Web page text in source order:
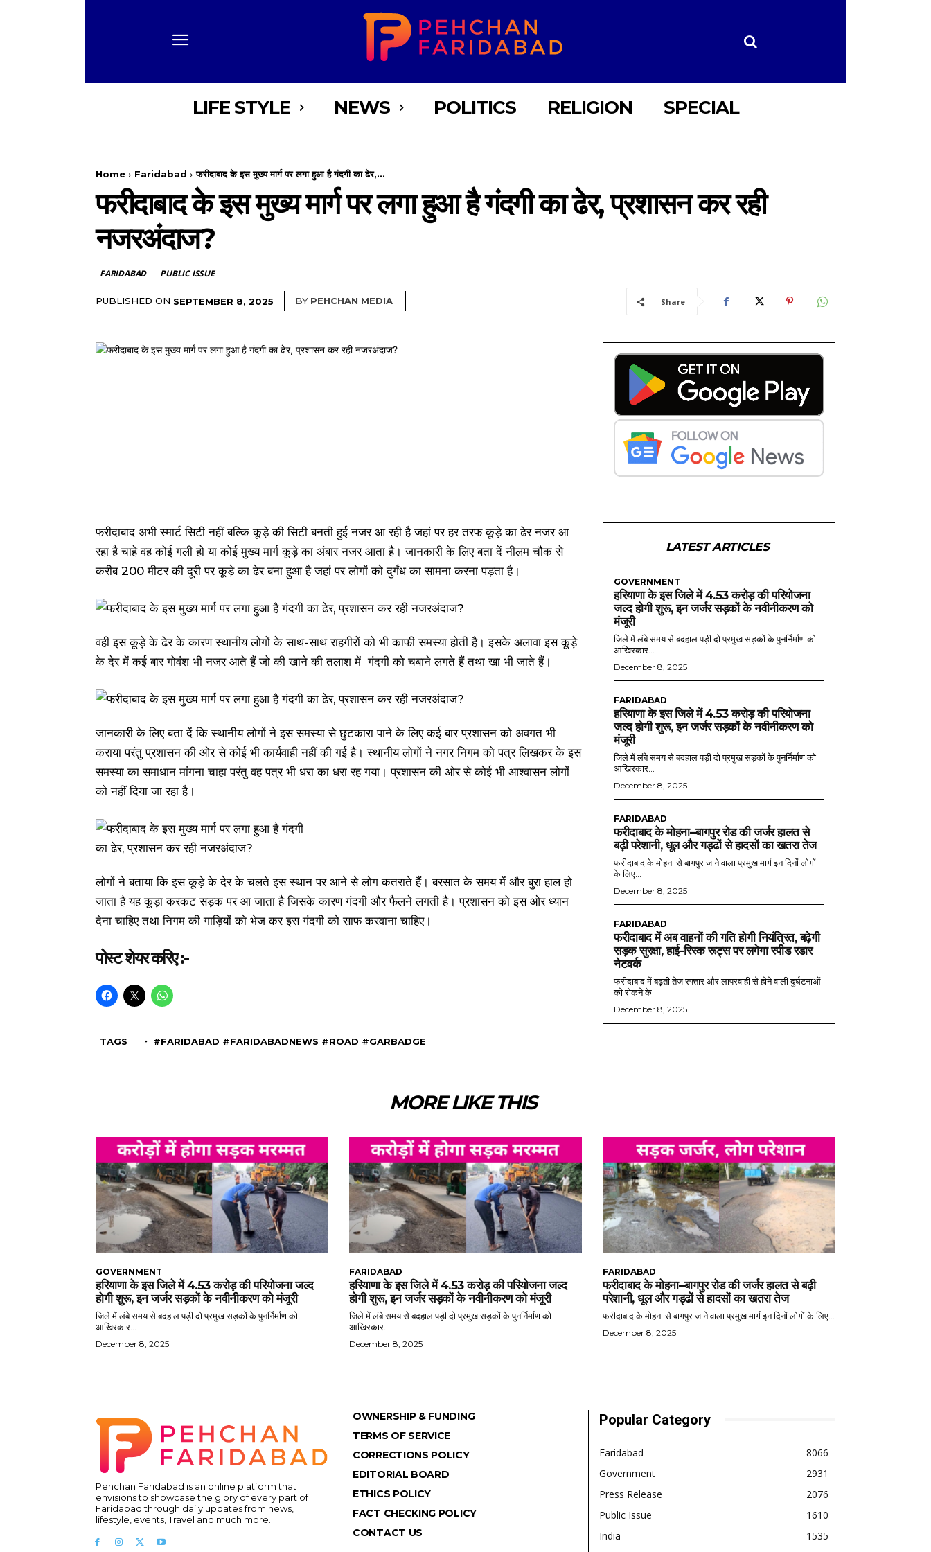
LIFE STYLE NEWS POLITICS RELIGION SPECIAL
Home Faridabad फरीदाबाद के इस मुख्य मार्ग पर लगा हुआ है गंदगी का ढेर,...
फरीदाबाद के इस मुख्य मार्ग पर लगा हुआ है गंदगी का ढेर, प्रशासन कर रही
नजरअंदाज?
FARIDABAD PUBLIC ISSUE
PUBLISHED ON SEPTEMBER 8, 2025 BY PEHCHAN MEDIA Share
फरीदाबाद अभी स्मार्ट सिटी नहीं बल्कि कूड़े की सिटी बनती हुई नजर आ रही है जहां पर हर तरफ कूड़े का ढेर नजर आ
रहा है चाहे वह कोई गली हो या कोई मुख्य मार्ग कूड़े का अंबार नजर आता है। जानकारी के लिए बता दें नीलम चौक से
करीब 200 मीटर की दूरी पर कूड़े का ढेर बना हुआ है जहां पर लोगों को दुर्गंध का सामना करना पड़ता है।
वही इस कूड़े के ढेर के कारण स्थानीय लोगों के साथ-साथ राहगीरों को भी काफी समस्या होती है। इसके अलावा इस कूड़े
के देर में कई बार गोवंश भी नजर आते हैं जो की खाने की तलाश में गंदगी को चबाने लगते हैं तथा खा भी जाते हैं।
जानकारी के लिए बता दें कि स्थानीय लोगों ने इस समस्या से छुटकारा पाने के लिए कई बार प्रशासन को अवगत भी
कराया परंतु प्रशासन की ओर से कोई भी कार्यवाही नहीं की गई है। स्थानीय लोगों ने नगर निगम को पत्र लिखकर के इस
समस्या का समाधान मांगना चाहा परंतु वह पत्र भी धरा का धरा रह गया। प्रशासन की ओर से कोई भी आश्वासन लोगों
को नहीं दिया जा रहा है।
लोगों ने बताया कि इस कूड़े के देर के चलते इस स्थान पर आने से लोग कतराते हैं। बरसात के समय में और बुरा हाल हो
जाता है यह कूड़ा करकट सड़क पर आ जाता है जिसके कारण गंदगी और फैलने लगती है। प्रशासन को इस ओर ध्यान
देना चाहिए तथा निगम की गाड़ियों को भेज कर इस गंदगी को साफ करवाना चाहिए।
पोस्ट शेयर करिए :-
TAGS ・ #FARIDABAD #FARIDABADNEWS #ROAD #GARBADGE
LATEST ARTICLES
GOVERNMENT
हरियाणा के इस जिले में 4.53 करोड़ की परियोजना
जल्द होगी शुरू, इन जर्जर सड़कों के नवीनीकरण को
मंजूरी
जिले में लंबे समय से बदहाल पड़ी दो प्रमुख सड़कों के पुनर्निर्माण को
आखिरकार...
December 8, 2025
FARIDABAD
हरियाणा के इस जिले में 4.53 करोड़ की परियोजना
जल्द होगी शुरू, इन जर्जर सड़कों के नवीनीकरण को
मंजूरी
जिले में लंबे समय से बदहाल पड़ी दो प्रमुख सड़कों के पुनर्निर्माण को
आखिरकार...
December 8, 2025
FARIDABAD
फरीदाबाद के मोहना–बागपुर रोड की जर्जर हालत से
बढ़ी परेशानी, धूल और गड्ढों से हादसों का खतरा तेज
फरीदाबाद के मोहना से बागपुर जाने वाला प्रमुख मार्ग इन दिनों लोगों
के लिए...
December 8, 2025
FARIDABAD
फरीदाबाद में अब वाहनों की गति होगी नियंत्रित, बढ़ेगी
सड़क सुरक्षा, हाई-रिस्क रूट्स पर लगेगा स्पीड रडार
नेटवर्क
फरीदाबाद में बढ़ती तेज रफ्तार और लापरवाही से होने वाली दुर्घटनाओं
को रोकने के...
December 8, 2025
MORE LIKE THIS
GOVERNMENT
हरियाणा के इस जिले में 4.53 करोड़ की परियोजना जल्द
होगी शुरू, इन जर्जर सड़कों के नवीनीकरण को मंजूरी
जिले में लंबे समय से बदहाल पड़ी दो प्रमुख सड़कों के पुनर्निर्माण को
आखिरकार...
December 8, 2025
FARIDABAD
हरियाणा के इस जिले में 4.53 करोड़ की परियोजना जल्द
होगी शुरू, इन जर्जर सड़कों के नवीनीकरण को मंजूरी
जिले में लंबे समय से बदहाल पड़ी दो प्रमुख सड़कों के पुनर्निर्माण को
आखिरकार...
December 8, 2025
FARIDABAD
फरीदाबाद के मोहना–बागपुर रोड की जर्जर हालत से बढ़ी
परेशानी, धूल और गड्ढों से हादसों का खतरा तेज
फरीदाबाद के मोहना से बागपुर जाने वाला प्रमुख मार्ग इन दिनों लोगों के लिए...
December 8, 2025
Pehchan Faridabad is an online platform that
envisions to showcase the glory of every part of
Faridabad through daily updates from news,
lifestyle, events, Travel and much more.
OWNERSHIP & FUNDING
TERMS OF SERVICE
CORRECTIONS POLICY
EDITORIAL BOARD
ETHICS POLICY
FACT CHECKING POLICY
CONTACT US
Popular Category
Faridabad
8066
Government
2931
Press Release
2076
Public Issue
1610
India
1535